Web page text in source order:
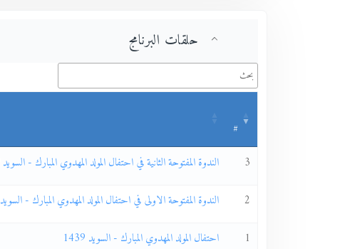
حلقات البرنامج
#
3
الندوة المفتوحة الثانية في احتفال المولد المهدوي المبارك - السويد 1439
2
الندوة المفتوحة الاولى في احتفال المولد المهدوي المبارك - السويد 1439
1
احتفال المولد المهدوي المبارك - السويد 1439